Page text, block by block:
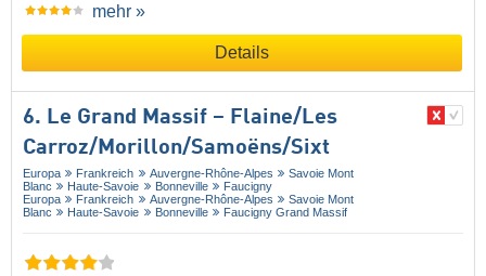
mehr »
Details
6. Le Grand Massif – Flaine/​Les
Carroz/​Morillon/​Samoëns/​Sixt
Europa Frankreich Auvergne-Rhône-Alpes
Savoie Mont
Blanc
Haute-Savoie Bonneville
Faucigny
Europa
Frankreich Auvergne-Rhône-Alpes
Savoie Mont
Blanc
Haute-Savoie Bonneville Faucigny Grand Massif